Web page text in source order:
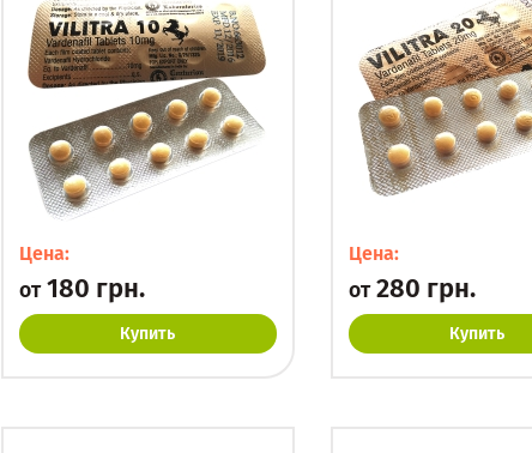
Цена:
от180 грн.
Купить
Цена:
от280 грн.
Купить